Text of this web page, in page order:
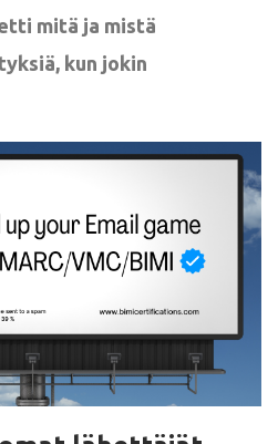
mitä ja mistä
kun jokin